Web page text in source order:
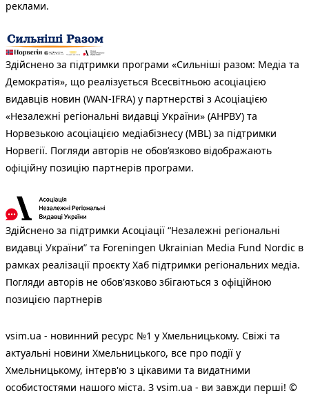
реклами.
Здійснено за підтримки програми «Сильніші разом: Медіа та
Демократія», що реалізується Всесвітньою асоціацією
видавців новин (WAN-IFRA) у партнерстві з Асоціацією
«Незалежні регіональні видавці України» (АНРВУ) та
Норвезькою асоціацією медіабізнесу (MBL) за підтримки
Норвегії. Погляди авторів не обов’язково відображають
офіційну позицію партнерів програми.
Здійснено за підтримки Асоціації “Незалежні регіональні
видавці України” та Foreningen Ukrainian Media Fund Nordic в
рамках реалізації проєкту Хаб підтримки регіональних медіа.
Погляди авторів не обов'язково збігаються з офіційною
позицією партнерів
vsim.ua - новинний ресурс №1 у Хмельницькому. Свіжі та
актуальні новини Хмельницького, все про події у
Хмельницькому, інтерв'ю з цікавими та видатними
особистостями нашого міста. З vsim.ua - ви завжди перші! ©